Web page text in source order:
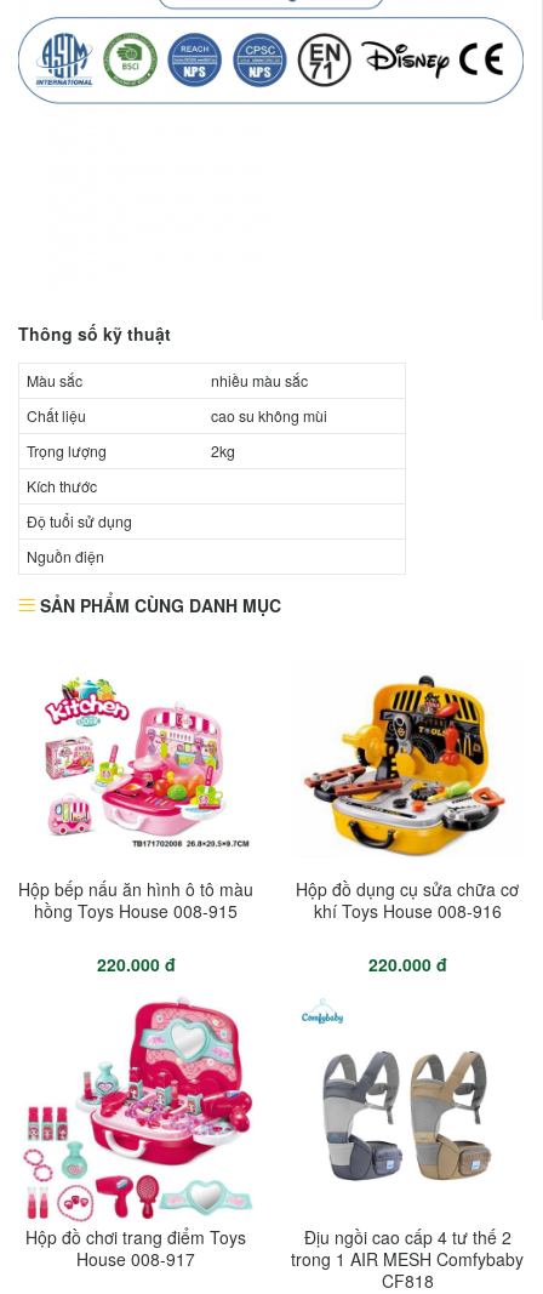
Thông số kỹ thuật
Màu sắc
nhiều màu sắc
Chất liệu
cao su không mùi
Trọng lượng
2kg
Kích thước
Độ tuổi sử dụng
Nguồn điện
SẢN PHẨM CÙNG DANH MỤC
Hộp bếp nấu ăn hình ô tô màu
hồng Toys House 008-915
220.000 đ
Hộp đồ dụng cụ sửa chữa cơ
khí Toys House 008-916
220.000 đ
Hộp đồ chơi trang điểm Toys
House 008-917
Địu ngồi cao cấp 4 tư thế 2
trong 1 AIR MESH Comfybaby
CF818